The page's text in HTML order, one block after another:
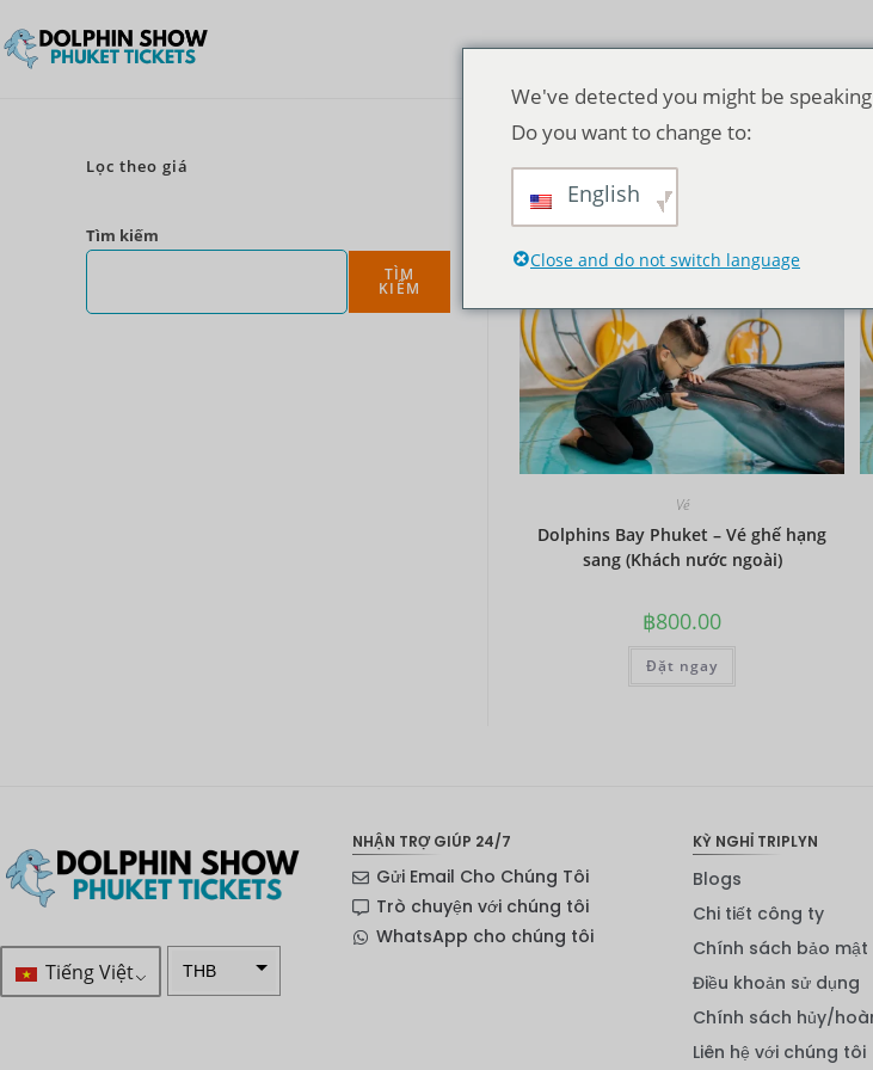
Thứ tự mặc định
Vé
Dolphins Bay Phuket – Vé ghế hạng
sang (Khách nước ngoài)
฿800.00
Đặt ngay
Lọc theo giá
Tìm kiếm
TÌM
KIẾM
Tiếng Việt THB
NHẬN TRỢ GIÚP 24/7
Gửi Email Cho Chúng Tôi
Trò chuyện với chúng tôi
WhatsApp cho chúng tôi
KỲ NGHỈ TRIPLYN
Blogs
Chi tiết công ty
Chính sách bảo mật
Điều khoản sử dụng
Chính sách hủy/
Liên hệ với chúng tôi
We've detected you might be
Do you want to change to:
English
Close and do not switch language